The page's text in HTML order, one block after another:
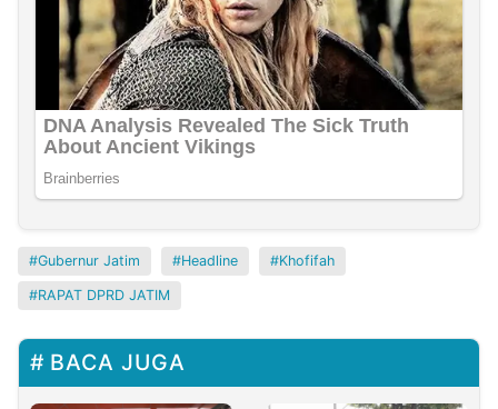
Gubernur Jatim Headline Khofifah
RAPAT DPRD JATIM
BACA JUGA